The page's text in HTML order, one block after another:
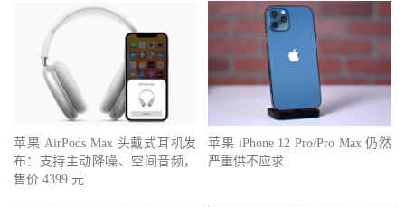
苹果 AirPods Max 头戴式耳机发
布：支持主动降噪、空间音频，
售价 4399 元
苹果 iPhone 12 Pro/Pro Max 仍然
严重供不应求